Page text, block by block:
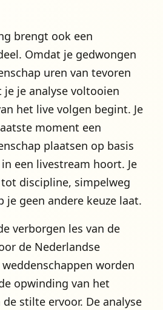
brengt ook een
Omdat je gedwongen
uren van tevoren
je analyse voltooien
het live volgen begint. Je
moment een
plaatsen op basis
een livestream hoort. Je
discipline, simpelweg
geen andere keuze laat.
verborgen les van de
de Nederlandse
worden
opwinding van het
stilte ervoor. De analyse